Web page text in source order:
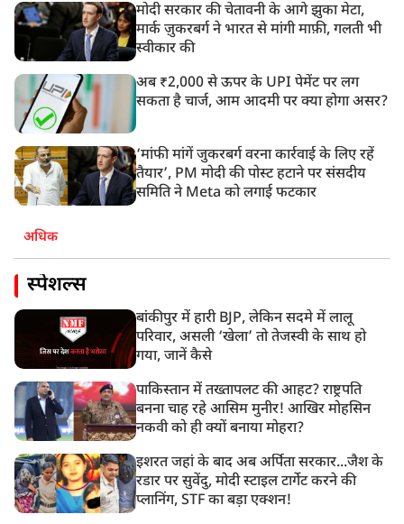
मोदी सरकार की चेतावनी के आगे झुका मेटा,
मार्क ज़ुकरबर्ग ने भारत से मांगी माफ़ी, गलती भी
स्वीकार की
अब ₹2,000 से ऊपर के UPI पेमेंट पर लग
सकता है चार्ज, आम आदमी पर क्या होगा असर?
‘मांफी मांगें जुकरबर्ग वरना कार्रवाई के लिए रहें
तैयार’, PM मोदी की पोस्ट हटाने पर संसदीय
समिति ने Meta को लगाई फटकार
अधिक
स्पेशल्स
बांकीपुर में हारी BJP, लेकिन सदमे में लालू
परिवार, असली ‘खेला’ तो तेजस्वी के साथ हो
गया, जानें कैसे
पाकिस्तान में तख्तापलट की आहट? राष्ट्रपति
बनना चाह रहे आसिम मुनीर! आखिर मोहसिन
नकवी को ही क्यों बनाया मोहरा?
इशरत जहां के बाद अब अर्पिता सरकार...जैश के
रडार पर सुवेंदु, मोदी स्टाइल टार्गेट करने की
प्लानिंग, STF का बड़ा एक्शन!